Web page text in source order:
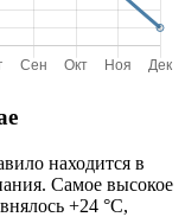
находится в
Самое высокое
+24 °C,